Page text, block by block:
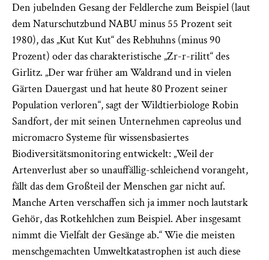
Den jubelnden Gesang der Feldlerche zum Beispiel (laut
dem Naturschutzbund NABU minus 55 Prozent seit
1980), das „Kut Kut Kut“ des Rebhuhns (minus 90
Prozent) oder das charakteristische „Zr-r-rilitt“ des
Girlitz. „Der war früher am Waldrand und in vielen
Gärten Dauergast und hat heute 80 Prozent seiner
Population verloren“, sagt der Wildtierbiologe Robin
Sandfort, der mit seinen Unternehmen capreolus und
micromacro Systeme für wissensbasiertes
Biodiversitätsmonitoring entwickelt: „Weil der
Artenverlust aber so unauffällig-schleichend vorangeht,
fällt das dem Großteil der Menschen gar nicht auf.
Manche Arten verschaffen sich ja immer noch lautstark
Gehör, das Rotkehlchen zum Beispiel. Aber insgesamt
nimmt die Vielfalt der Gesänge ab.“Wie die meisten
menschgemachten Umweltkatastrophen ist auch diese